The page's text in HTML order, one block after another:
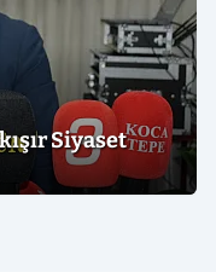
Siyaset